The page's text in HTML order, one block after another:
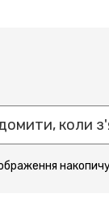
коли